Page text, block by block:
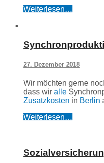
Weiterlesen…
27. Dezember 2018
Wir möchten gerne
dass wir alle
Zusatzkosten in Berlin
Weiterlesen…